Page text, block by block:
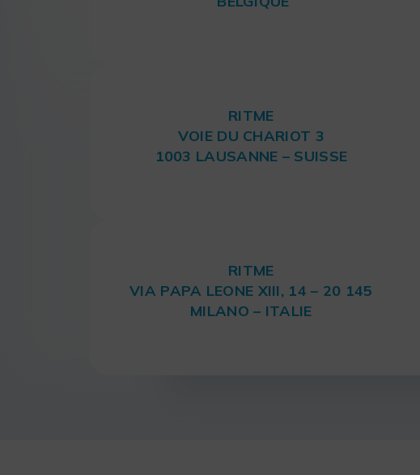
RITME
VOIE DU CHARIOT 3
1003 LAUSANNE – SUISSE
RITME
VIA PAPA LEONE XIII, 14 – 20 145
MILANO – ITALIE